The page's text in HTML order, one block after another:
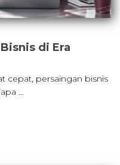
di Era
cepat, persaingan bisnis
…